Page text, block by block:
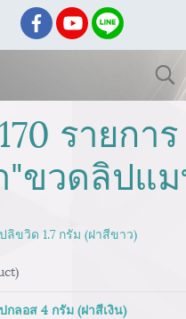
รายกา
"ขวดลิปแ
ขวิด 1.7 กรัม (ฝาสีขาว)
กลอส 4 กรัม (ฝาสีเงิน)